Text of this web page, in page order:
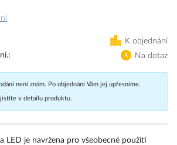
K objednání
Na dotaz
není znám. Po objednání Vám jej upřesníme.
v detailu produktu.
LED je navržena pro všeobecné použití